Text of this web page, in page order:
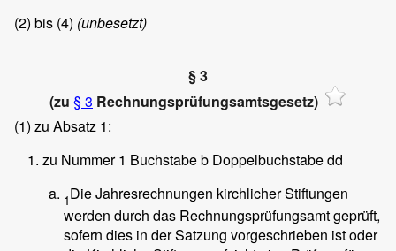
(2) bis (4) (unbesetzt)
§ 3
(zu § 3 Rechnungsprüfungsamtsgesetz)
(1) zu Absatz 1:
zu Nummer 1 Buchstabe b Doppelbuchstabe dd
1Die Jahresrechnungen kirchlicher Stiftungen
werden durch das Rechnungsprüfungsamt geprüft,
sofern dies in der Satzung vorgeschrieben ist oder